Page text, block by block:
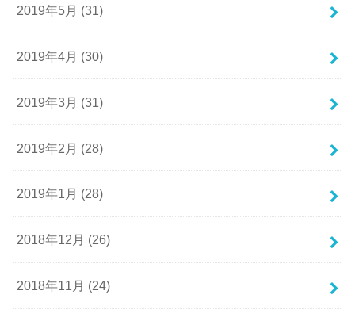
2019年5月 (31)
2019年4月 (30)
2019年3月 (31)
2019年2月 (28)
2019年1月 (28)
2018年12月 (26)
2018年11月 (24)